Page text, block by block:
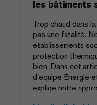
les bâtiments
Trop chaud dans
pas une fatalité.
établissements
protection
bien. Dans cet
d’équipe Énergie
expliqe notre